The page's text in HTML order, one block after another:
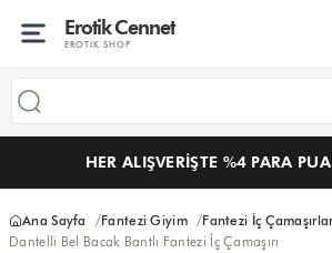
Erotik Cennet
EROTIK SHOP
HER ALIŞVERIŞTE %4 PARA
Ana Sayfa Fantezi Giyim
Fantezi İç
Dantelli Bel Bacak Bantlı Fantezi İç Çamaşırı